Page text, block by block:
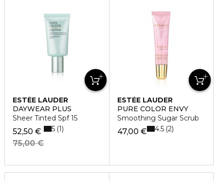
ESTÉE LAUDER
DAYWEAR PLUS
Sheer Tinted Spf 15
52,50 €
75,00 €
5 1
ESTÉE LAUDER
PURE COLOR ENVY
Smoothing Sugar Scrub
47,00 € 4.5 2